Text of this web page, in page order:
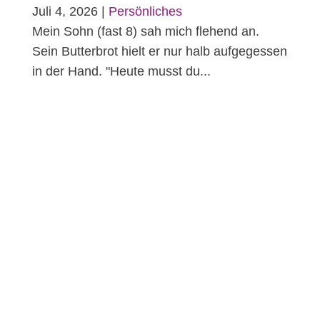
Juli 4, 2026| Persönliches
Mein Sohn (fast 8) sah mich flehend an.
Sein Butterbrot hielt er nur halb aufgegessen
in der Hand. "Heute musst du...